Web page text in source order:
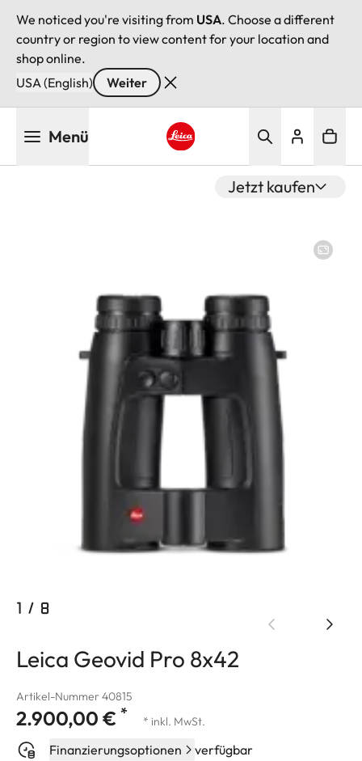
We noticed you're visiting from USA. Choose a different
country or region to view content for your location and
shop online.
USA (English)
Weiter
Menü
Jetzt kaufen
1 / 8
Leica Geovid Pro 8x42
Artikel-Nummer 40815
2.900,00 € * * inkl. MwSt.
Finanzierungsoptionen
verfügbar